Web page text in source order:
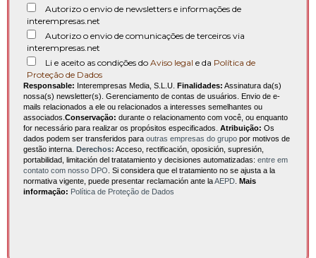
Autorizo o envio de newsletters e informações de
interempresas.net
Autorizo o envio de comunicações de terceiros via
interempresas.net
Li e aceito as condições do Aviso legal e da Política de
Proteção de Dados
Responsable: Interempresas Media, S.L.U. Finalidades: Assinatura da(s)
nossa(s) newsletter(s). Gerenciamento de contas de usuários. Envio de e-
mails relacionados a ele ou relacionados a interesses semelhantes ou
associados. Conservação: durante o relacionamento com você, ou enquanto
for necessário para realizar os propósitos especificados. Atribuição: Os
dados podem ser transferidos para outras empresas do grupo por motivos de
gestão interna. Derechos: Acceso, rectificación, oposición, supresión,
portabilidad, limitación del tratatamiento y decisiones automatizadas: entre em
contato com nosso DPO . Si considera que el tratamiento no se ajusta a la
normativa vigente, puede presentar reclamación ante laAEPD Mais
informação: Política de Proteção de Dados